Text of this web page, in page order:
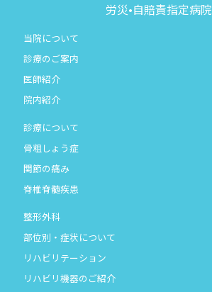
労災•自賠責指定病院
当院について
診療のご案内
医師紹介
院内紹介
診療について
骨粗しょう症
関節の痛み
脊椎脊髄疾患
整形外科
部位別・症状について
リハビリテーション
リハビリ機器のご紹介